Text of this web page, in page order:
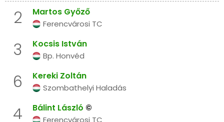
2 Martos Győző
Ferencvárosi TC
3 Kocsis István
Bp. Honvéd
6 Kereki Zoltán
Szombathelyi Haladás
4 Bálint László ©
Ferencvárosi TC